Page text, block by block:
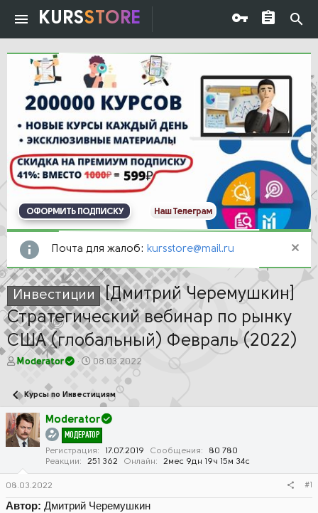
KURSSTORE
ОФОРМИТЬ ПОДПИСКУ Наш Телеграм
Почта для жалоб: kursstore@mail.ru
Инвестиции [Дмитрий Черемушкин]
Стратегический вебинар по рынку
США (глобальный) Февраль (2022)
А
о
р
т
е
Moderator
Д
а
а
ч
а
л
а
08.03.2022
Курсы по Инвестициям
Moderator
МОДЕРАТОР
Регистрация 17.07.2019 Сообщения
80 780
Реакции
251 362 Онлайн 2мес 9дн 19ч 15м 34с
08.03.2022 #1
Автор: Дмитрий Черемушкин